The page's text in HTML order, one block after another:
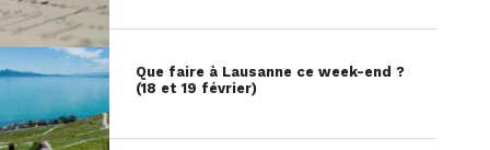
Que faire à Lausanne ce week-end ?
(18 et 19 février)